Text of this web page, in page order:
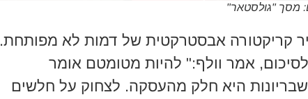
מסך "גולסטאר"
קריקטורה אבסטרקטית של דמות לא מפותחת.
אמר וולף:" להיות מטומטם אומר
היא חלק מהעסקה. לצחוק על חלשים